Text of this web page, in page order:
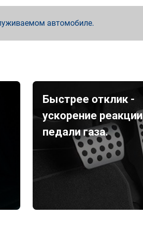
автомобиле.
Быстрее отклик -
ускорение реакции
педали газа.